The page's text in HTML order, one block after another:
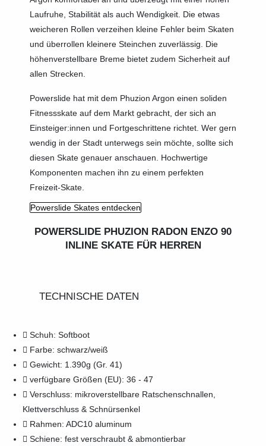
Laufruhe, Stabilität als auch Wendigkeit. Die etwas
weicheren Rollen verzeihen kleine Fehler beim Skaten
und überrollen kleinere Steinchen zuverlässig. Die
höhenverstellbare Breme bietet zudem Sicherheit auf
allen Strecken.
Powerslide hat mit dem Phuzion Argon einen soliden
Fitnessskate auf dem Markt gebracht, der sich an
Einsteiger:innen und Fortgeschrittene richtet. Wer gern
wendig in der Stadt unterwegs sein möchte, sollte sich
diesen Skate genauer anschauen. Hochwertige
Komponenten machen ihn zu einem perfekten
Freizeit-Skate.
Powerslide Skates entdecken
POWERSLIDE PHUZION RADON ENZO 90
INLINE SKATE FÜR HERREN
TECHNISCHE DATEN
Schuh: Softboot
Farbe: schwarz/weiß
Gewicht: 1.390g (Gr. 41)
verfügbare Größen (EU): 36 - 47
Verschluss: mikroverstellbare Ratschenschnallen,
Klettverschluss & Schnürsenkel
Rahmen: ADC10 aluminum
Schiene: fest verschraubt & abmontierbar